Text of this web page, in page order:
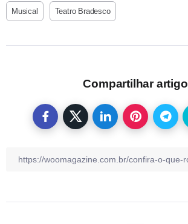
Musical Teatro Bradesco
Compartilhar artigo